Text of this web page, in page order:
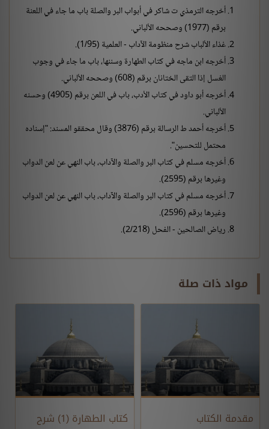
أخرجه الترمذي ت شاكر في أبواب البر والصلة باب ما جاء في اللعنة
برقم (1977) وصححه الألباني.
غذاء الألباب شرح منظومة الآداب - العلمية (1/95).
أخرجه ابن ماجه في كتاب الطهارة وسننها، باب ما جاء في وجوب
الغسل إذا التقى الختانان برقم (608) وصححه الألباني.
أخرجه أبو داود في كتاب الأدب، باب في اللعن برقم (4905) وحسنه
الألباني.
أخرجه أحمد ط الرسالة برقم (3876) وقال محققو المسند: "إسناده
محتمل للتحسين".
أخرجه مسلم في كتاب البر والصلة والآداب، باب النهي عن لعن الدواب
وغيرها برقم (2595).
أخرجه مسلم في كتاب البر والصلة والآداب، باب النهي عن لعن الدواب
وغيرها برقم (2596).
رياض الصالحين - الفحل (2/218).
مواد ذات صلة
مقدمة الكتاب
كتاب الطهارة (1) شرح